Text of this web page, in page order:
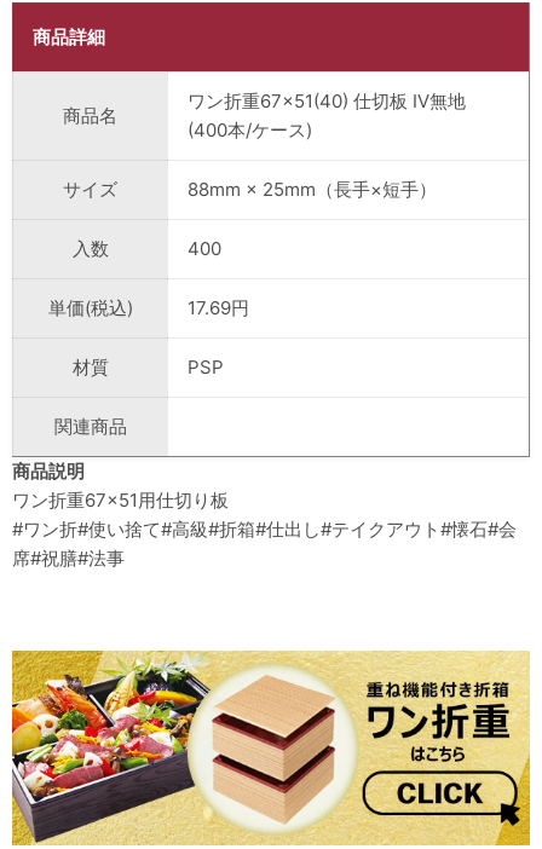
商品詳細
商品名
ワン折重67×51(40) 仕切板 IV無地
(400本/ケース)
サイズ 88mm × 25mm（長手×短手）
入数 400
単価(税込) 17.69円
材質 PSP
関連商品
商品説明
ワン折重67×51用仕切り板
#ワン折#使い捨て#高級#折箱#仕出し#テイクアウト#懐石#会
席#祝膳#法事